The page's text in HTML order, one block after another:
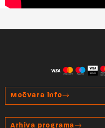
Močvara info
Arhiva programa